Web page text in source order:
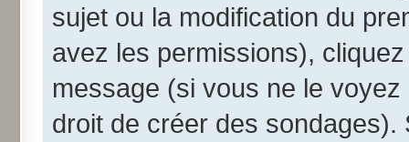
sujet ou la modification du
avez les permissions),
message (si vous ne le
droit de créer des